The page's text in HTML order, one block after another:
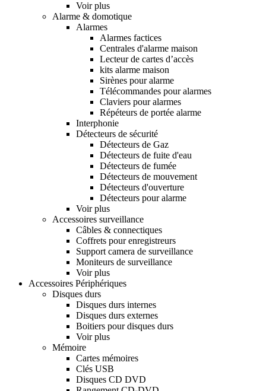
Voir plus
Alarme & domotique
Alarmes
Alarmes factices
Centrales d'alarme maison
Lecteur de cartes d’accès
kits alarme maison
Sirènes pour alarme
Télécommandes pour alarmes
Claviers pour alarmes
Répéteurs de portée alarme
Interphonie
Détecteurs de sécurité
Détecteurs de Gaz
Détecteurs de fuite d'eau
Détecteurs de fumée
Détecteurs de mouvement
Détecteurs d'ouverture
Détecteurs pour alarme
Voir plus
Accessoires surveillance
Câbles & connectiques
Coffrets pour enregistreurs
Support camera de surveillance
Moniteurs de surveillance
Voir plus
Accessoires Périphériques
Disques durs
Disques durs internes
Disques durs externes
Boitiers pour disques durs
Voir plus
Mémoire
Cartes mémoires
Clés USB
Disques CD DVD